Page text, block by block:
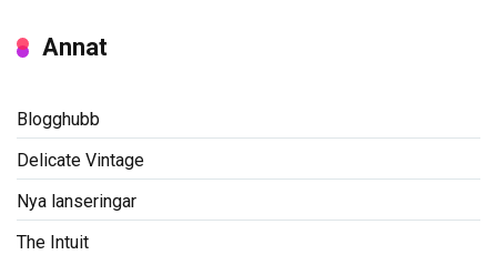
Annat
Blogghubb
Delicate Vintage
Nya lanseringar
The Intuit